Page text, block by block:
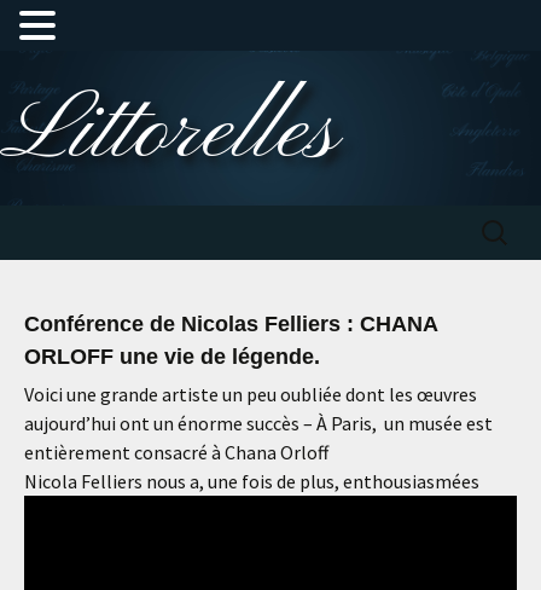
au
contenu
Littorelles
Conférence de Nicolas Felliers : CHANA
ORLOFF une vie de légende.
Voici une grande artiste un peu oubliée dont les œuvres
aujourd’hui ont un énorme succès – À Paris, un musée est
entièrement consacré à Chana Orloff
Nicola Felliers nous a, une fois de plus, enthousiasmées